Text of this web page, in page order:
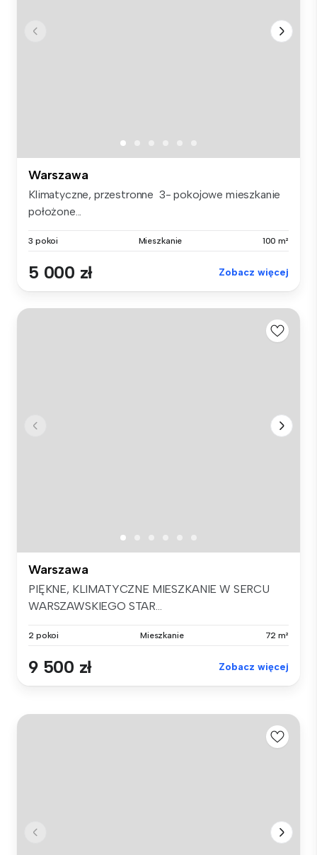
Warszawa
Klimatyczne, przestronne 3- pokojowe mieszkanie
położone...
3 pokoi Mieszkanie 100 m²
5 000 zł Zobacz więcej
Warszawa
PIĘKNE, KLIMATYCZNE MIESZKANIE W SERCU
WARSZAWSKIEGO STAR...
2 pokoi Mieszkanie 72 m²
9 500 zł Zobacz więcej